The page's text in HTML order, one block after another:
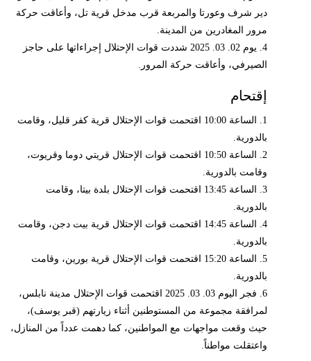
دير شرف وعورتا والمربعة قرب مدخل قرية تل، وأعاقت حركة
مرور المغادرين من المدينة.
4. يوم 02. 03. 2025 شددت قوات الإحتلال إجراءاتها على حاجز
الصيرفي، وأعاقت حركة المرور.
إقتحام
1. الساعة 10:00 اقتحمت قوات الإحتلال قرية كفر قليل، وقامت
بالدورية.
2. الساعة 10:50 اقتحمت قوات الإحتلال قريتي دوما وقريوت،
وقامت بالدورية.
3. الساعة 13:45 اقتحمت قوات الإحتلال بلدة بيتا، وقامت
بالدورية.
4. الساعة 14:45 اقتحمت قوات الإحتلال قرية بيت دجن، وقامت
بالدورية.
5. الساعة 15:20 اقتحمت قوات الإحتلال قرية بورين، وقامت
بالدورية.
6. فجر اليوم 03. 03. 2025 اقتحمت قوات الإحتلال مدينة نابلس،
لمرافقة مجموعة من المستوطنين أثناء زيارتهم (قبر يوسف)،
حيث وقعت مواجهات مع المواطنين، كما دهمت عدداً من المنازل،
واعتقلت مواطناً.